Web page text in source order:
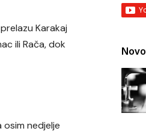
Karakaj
ili Rača, dok
nedjelje